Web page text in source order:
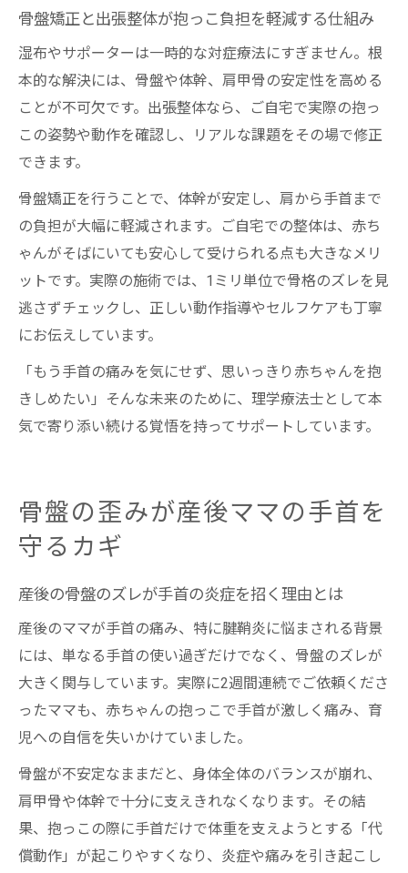
骨盤矯正と出張整体が抱っこ負担を軽減する仕組み
湿布やサポーターは一時的な対症療法にすぎません。根
本的な解決には、骨盤や体幹、肩甲骨の安定性を高める
ことが不可欠です。出張整体なら、ご自宅で実際の抱っ
この姿勢や動作を確認し、リアルな課題をその場で修正
できます。
骨盤矯正を行うことで、体幹が安定し、肩から手首まで
の負担が大幅に軽減されます。ご自宅での整体は、赤ち
ゃんがそばにいても安心して受けられる点も大きなメリ
ットです。実際の施術では、1ミリ単位で骨格のズレを見
逃さずチェックし、正しい動作指導やセルフケアも丁寧
にお伝えしています。
「もう手首の痛みを気にせず、思いっきり赤ちゃんを抱
きしめたい」そんな未来のために、理学療法士として本
気で寄り添い続ける覚悟を持ってサポートしています。
骨盤の歪みが産後ママの手首を
守るカギ
産後の骨盤のズレが手首の炎症を招く理由とは
産後のママが手首の痛み、特に腱鞘炎に悩まされる背景
には、単なる手首の使い過ぎだけでなく、骨盤のズレが
大きく関与しています。実際に2週間連続でご依頼くださ
ったママも、赤ちゃんの抱っこで手首が激しく痛み、育
児への自信を失いかけていました。
骨盤が不安定なままだと、身体全体のバランスが崩れ、
肩甲骨や体幹で十分に支えきれなくなります。その結
果、抱っこの際に手首だけで体重を支えようとする「代
償動作」が起こりやすくなり、炎症や痛みを引き起こし